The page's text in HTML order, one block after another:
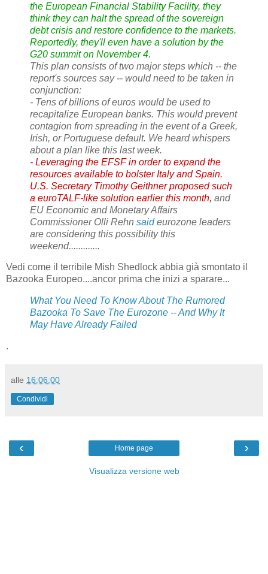
the European Financial Stability Facility, they
think they can halt the spread of the sovereign
debt crisis and restore confidence to the markets.
Reportedly, they'll even have a solution by the
G20 summit on November 4.
This plan consists of two major steps which -- the
report's sources say -- would need to be taken in
conjunction:
- Tens of billions of euros would be used to
recapitalize European banks. This would prevent
contagion from spreading in the event of a Greek,
Irish, or Portuguese default. We heard whispers
about a plan like this last week.
- Leveraging the EFSF in order to expand the
resources available to bolster Italy and Spain.
U.S. Secretary Timothy Geithner proposed such
a euroTALF-like solution earlier this month, and
EU Economic and Monetary Affairs
Commissioner Olli Rehn saideurozone leaders
are considering this possibility this
weekend.............
Vedi come il terribile Mish Shedlock abbia già smontato il
Bazooka Europeo....ancor prima che inizi a sparare...
What You Need To Know About The Rumored
Bazooka To Save The Eurozone -- And Why It
May Have Already Failed
.
alle 16:06:00
Condividi
‹ ›
Home page
Visualizza versione web